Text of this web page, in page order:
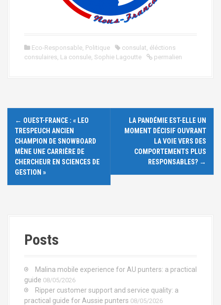
Eco-Responsable, Politique consulat, éléctions
consulaires, La consule, Sophie Lagoutte permalien
N← OUEST-FRANCE : « LEO
TRESPEUCH ANCIEN
CHAMPION DE SNOWBOARD
MÈNE UNE CARRIÈRE DE
CHERCHEUR EN SCIENCES DE
GESTION »
LA PANDÉMIE EST-ELLE UN
MOMENT DÉCISIF OUVRANT
LA VOIE VERS DES
COMPORTEMENTS PLUS
RESPONSABLES? →
Posts
Malina mobile experience for AU punters: a practical
guide 08/05/2026
Ripper customer support and service quality: a
practical guide for Aussie punters 08/05/2026